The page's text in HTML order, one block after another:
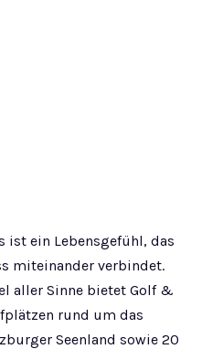
ist ein Lebensgefühl, das
miteinander verbindet.
aller Sinne bietet Golf &
rund um das
Seenland sowie 20